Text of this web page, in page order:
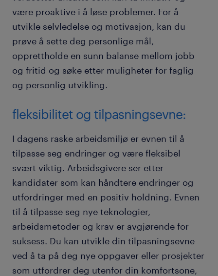
være proaktive i å løse problemer. For å
utvikle selvledelse og motivasjon, kan du
prøve å sette deg personlige mål,
opprettholde en sunn balanse mellom jobb
og fritid og søke etter muligheter for faglig
og personlig utvikling.
fleksibilitet og tilpasningsevne:
I dagens raske arbeidsmiljø er evnen til å
tilpasse seg endringer og være fleksibel
svært viktig. Arbeidsgivere ser etter
kandidater som kan håndtere endringer og
utfordringer med en positiv holdning. Evnen
til å tilpasse seg nye teknologier,
arbeidsmetoder og krav er avgjørende for
suksess. Du kan utvikle din tilpasningsevne
ved å ta på deg nye oppgaver eller prosjekter
som utfordrer deg utenfor din komfortsone,